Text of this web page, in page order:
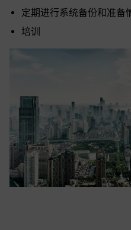
定期进行系统备份和准备
培训